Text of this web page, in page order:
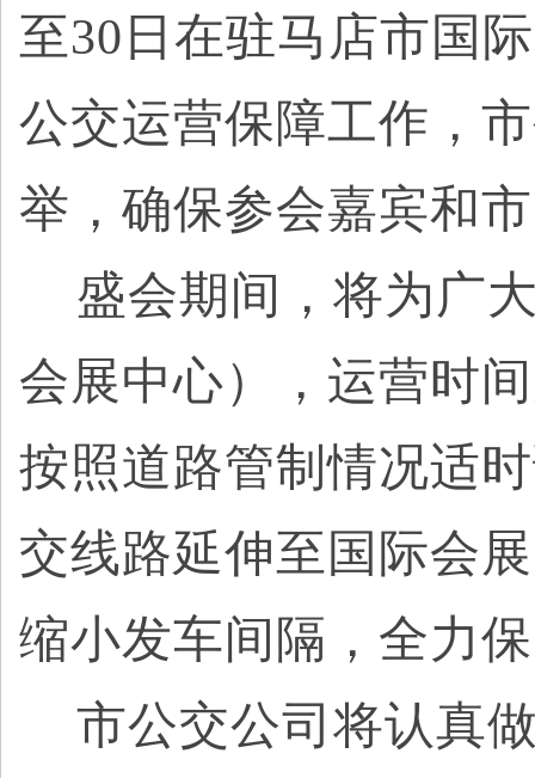
至30日在驻马店市国
公交运营保障工作，
举，确保参会嘉宾和
盛会期间，将为广
会展中心），运营时
按照道路管制情况适
交线路延伸至国际会
缩小发车间隔，全力
市公交公司将认真